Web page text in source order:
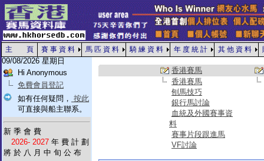
主 頁 賽 事 資 料 馬 匹 資 料 騎 練 資 料 年 度 統 計 其 他 資 料
09/08/2026 星期日
Hi Anonymous
免費會員登記
如有任何疑問， 按此
可直接與船主聯系。
新 季 會 費
2026- 2027 年 費 計 劃
將 於 八 月 中 旬 公 布
香港賽馬
香港賽馬
刨馬技巧
銀行馬討論
血統及外國賽事資
料
賽事片段跟進馬
VF討論